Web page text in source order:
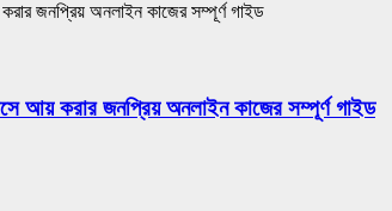
জনপ্রিয় অনলাইন কাজের সম্পূর্ণ গাইড